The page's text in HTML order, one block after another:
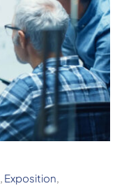
, Exposition,